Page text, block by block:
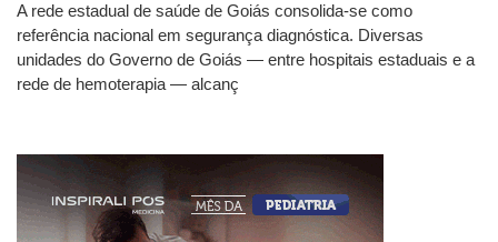
A rede estadual de saúde de Goiás consolida-se como
referência nacional em segurança diagnóstica. Diversas
unidades do Governo de Goiás — entre hospitais estaduais e a
rede de hemoterapia — alcanç